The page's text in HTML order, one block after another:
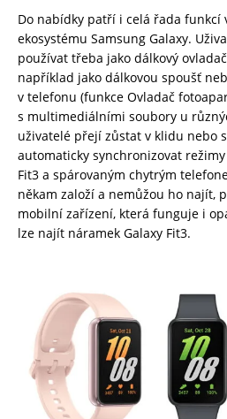
Do nabídky patří i celá řada funkcí
ekosystému Samsung Galaxy.
používat třeba jako dálkový
například jako dálkovou spoušť
v telefonu (funkce Ovladač
s multimediálními soubory u
uživatelé přejí zůstat v klidu nebo
automaticky synchronizovat
Fit3 a spárovaným chytrým
někam založí a nemůžou ho najít,
mobilní zařízení, která funguje i
lze najít náramek Galaxy Fit3.